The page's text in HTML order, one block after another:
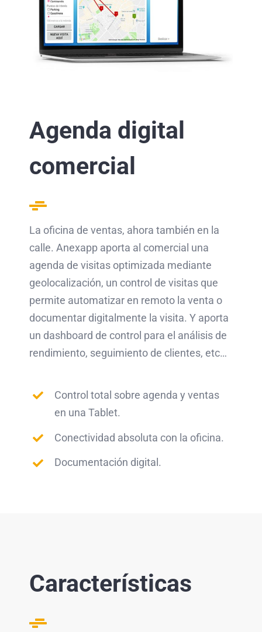
Agenda digital
comercial
La oficina de ventas, ahora también en la
calle. Anexapp aporta al comercial una
agenda de visitas optimizada mediante
geolocalización, un control de visitas que
permite automatizar en remoto la venta o
documentar digitalmente la visita. Y aporta
un dashboard de control para el análisis de
rendimiento, seguimiento de clientes, etc…
Control total sobre agenda y ventas
en una Tablet.
Conectividad absoluta con la oficina.
Documentación digital.
Características